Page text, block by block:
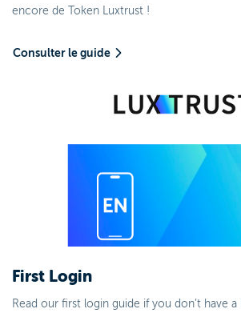
encore de Token Luxtrust !
Consulter le guide
First Login
Read our first login guide if you don’t have a